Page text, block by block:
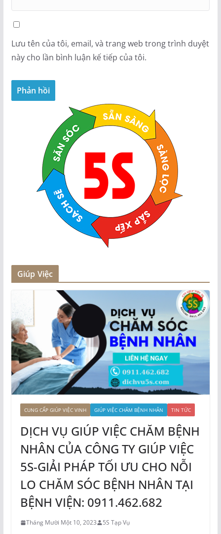
Lưu tên của tôi, email, và trang web trong trình duyệt
này cho lần bình luận kế tiếp của tôi.
Giúp Việc
CUNG CẤP GIÚP VIỆC VINH GIÚP VIỆC CHĂM BỆNH NHÂN TIN TỨC
DỊCH VỤ GIÚP VIỆC CHĂM BỆNH
NHÂN CỦA CÔNG TY GIÚP VIỆC
5S-GIẢI PHÁP TỐI ƯU CHO NỖI
LO CHĂM SÓC BỆNH NHÂN TẠI
BỆNH VIỆN: 0911.462.682
Tháng Mười Một 10, 2023 5S Tạp Vụ